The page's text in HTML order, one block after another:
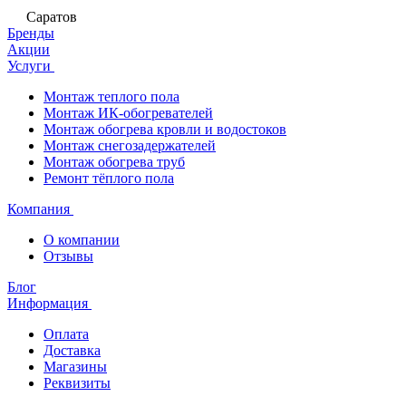
Саратов
Бренды
Акции
Услуги
Монтаж теплого пола
Монтаж ИК-обогревателей
Монтаж обогрева кровли и водостоков
Монтаж снегозадержателей
Монтаж обогрева труб
Ремонт тёплого пола
Компания
О компании
Отзывы
Блог
Информация
Оплата
Доставка
Магазины
Реквизиты